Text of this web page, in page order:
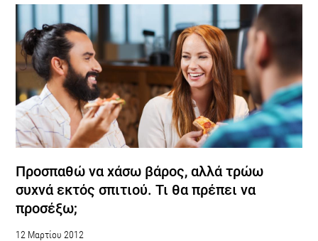
Προσπαθώ να χάσω βάρος, αλλά τρώω
συχνά εκτός σπιτιού. Τι θα πρέπει να
προσέξω;
12 Μαρτίου 2012